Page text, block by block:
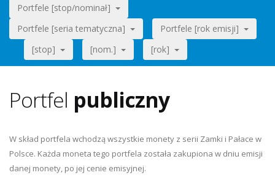
Portfele [stop/nominał]
Portfele [seria tematyczna]
Portfele [rok emisji]
[stop]
[nom.] [rok]
Portfel publiczny
W skład portfela wchodzą wszystkie monety z serii Zamki i Pałace w
Polsce. Każda moneta tego portfela została zakupiona w dniu emisji
danej monety, po jej cenie emisyjnej.